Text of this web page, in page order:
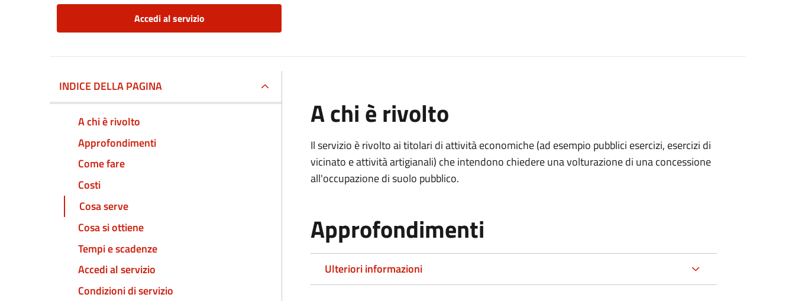
Accedi al servizio
INDICE DELLA PAGINA
A chi è rivolto
Approfondimenti
Come fare
Costi
Cosa serve
Cosa si ottiene
Tempi e scadenze
Accedi al servizio
Condizioni di servizio
A chi è rivolto
Il servizio è rivolto ai titolari di attività economiche (ad esempio pubblici esercizi, esercizi di
vicinato e attività artigianali) che intendono chiedere una volturazione di una concessione
all'occupazione di suolo pubblico.
Approfondimenti
Ulteriori informazioni